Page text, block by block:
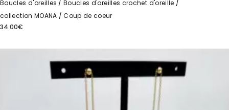
Boucles d'oreilles
Boucles d'oreilles crochet d'oreille
collection MOANA
Coup de coeur
34.00€